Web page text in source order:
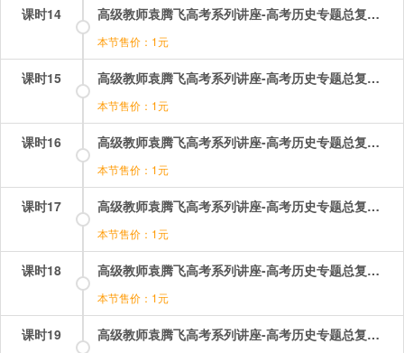
课时14 高级教师袁腾飞高考系列讲座-高考历史专题总复习：14.mp4
本节售价：1元
课时15 高级教师袁腾飞高考系列讲座-高考历史专题总复习：15.mp4
本节售价：1元
课时16 高级教师袁腾飞高考系列讲座-高考历史专题总复习：16.mp4
本节售价：1元
课时17 高级教师袁腾飞高考系列讲座-高考历史专题总复习：17.mp4
本节售价：1元
课时18 高级教师袁腾飞高考系列讲座-高考历史专题总复习：18.mp4
本节售价：1元
课时19 高级教师袁腾飞高考系列讲座-高考历史专题总复习：19.mp4